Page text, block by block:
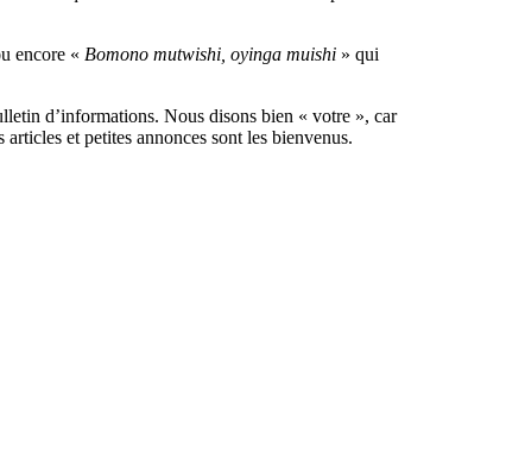
encore « Bomono mutwishi, oyinga muishi» qui
d’informations. Nous disons bien « votre », car
et petites annonces sont les bienvenus.